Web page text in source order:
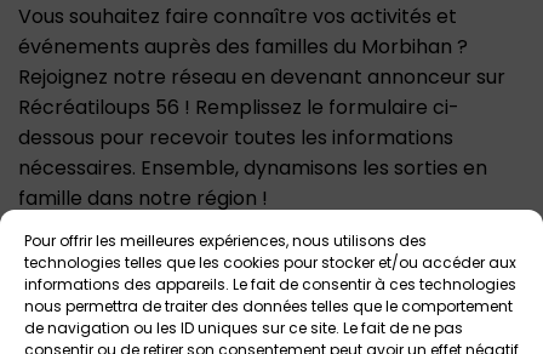
Pour offrir les meilleures expériences, nous utilisons des
technologies telles que les cookies pour stocker et/ou accéder aux
informations des appareils. Le fait de consentir à ces technologies
nous permettra de traiter des données telles que le comportement
de navigation ou les ID uniques sur ce site. Le fait de ne pas
consentir ou de retirer son consentement peut avoir un effet négatif
Vous souhaitez faire connaître vos activités et
événements auprès des familles du Morbihan ?
Rejoignez notre réseau en devenant annonceur sur
Récréatiloups 56 ! Remplissez le formulaire ci-
dessous pour recevoir toutes les informations
nécessaires. Ensemble, dynamisons les sorties en
famille dans notre région !
Prénom et nom*
Adresse e-mail*